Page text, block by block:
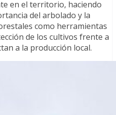
en el territorio, haciendo
del arbolado y la
como herramientas
de los cultivos frente a
a la producción local.